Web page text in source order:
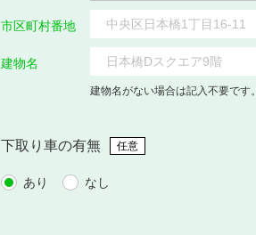
市区町村番地
建物名
建物名がない場合は記入不要です。
下取り車の有無 任意
あり なし